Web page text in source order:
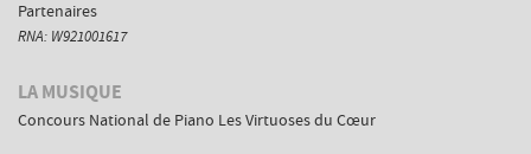
Partenaires
RNA: W921001617
LA MUSIQUE
Concours National de Piano Les Virtuoses du Cœur